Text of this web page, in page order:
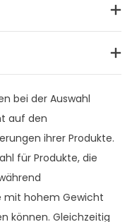
bei der Auswahl
auf den
ihrer Produkte.
für Produkte, die
mit hohem Gewicht
können. Gleichzeitig